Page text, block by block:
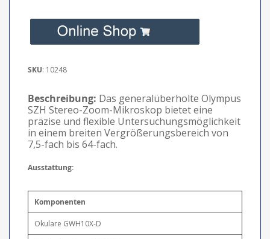
SKU: 10248
Beschreibung: Das generalüberholte Olympus
SZH Stereo-Zoom-Mikroskop bietet eine
präzise und flexible Untersuchungsmöglichkeit
in einem breiten Vergrößerungsbereich von
7,5-fach bis 64-fach.
Ausstattung:
Komponenten
Okulare GWH10X-D